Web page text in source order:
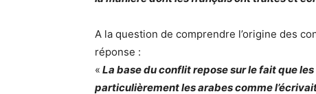
A la question de comprendre l’origine des
réponse :
« La base du conflit repose sur le fait que
particulièrement les arabes comme